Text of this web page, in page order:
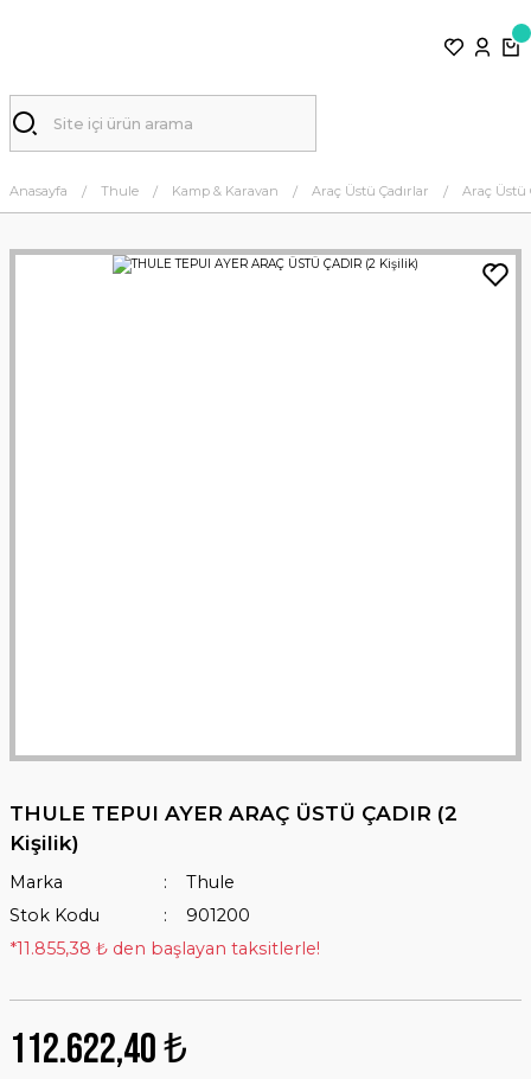
Anasayfa Thule Kamp & Karavan Araç Üstü Çadırlar Araç Üstü
THULE TEPUI AYER ARAÇ ÜSTÜ ÇADIR (2
Kişilik)
Marka
Thule
Stok Kodu
901200
*11.855,38 ₺ den başlayan taksitlerle!
112.622,40 ₺